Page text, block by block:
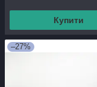
Купити
–27%